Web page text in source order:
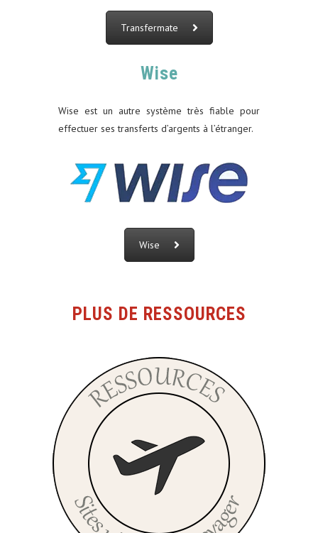
Transfermate
Wise
Wise est un autre système très fiable pour
effectuer ses transferts d’argents à l’étranger.
Wise
PLUS DE RESSOURCES